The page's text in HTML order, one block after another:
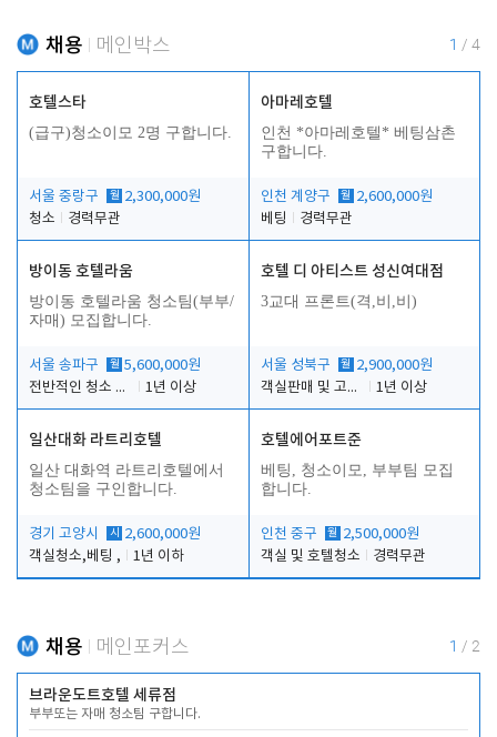
채용 메인박스 1 / 4
호텔스타
(급구)청소이모 2명 구합니다.
서울 중랑구 월 2,300,000원
청소
경력무관
아마레호텔
인천 *아마레호텔* 베팅삼촌
구합니다.
인천 계양구 월 2,600,000원
베팅
경력무관
방이동 호텔라움
방이동 호텔라움 청소팀(부부/
자매) 모집합니다.
서울 송파구 월 5,600,000원
전반적인 청소 업무(객실청소.객실정리)
1년 이상
호텔 디 아티스트 성신여대점
3교대 프론트(격,비,비)
서울 성북구 월 2,900,000원
객실판매 및 고객응대
1년 이상
일산대화 라트리호텔
일산 대화역 라트리호텔에서
청소팀을 구인합니다.
경기 고양시 시
2,600,000원
객실청소,베팅 ,
1년 이하
호텔에어포트준
베팅, 청소이모, 부부팀 모집
합니다.
인천 중구 월 2,500,000원
객실 및 호텔청소
경력무관
채용 메인포커스 1 / 2
브라운도트호텔 세류점
부부또는 자매 청소팀 구합니다.